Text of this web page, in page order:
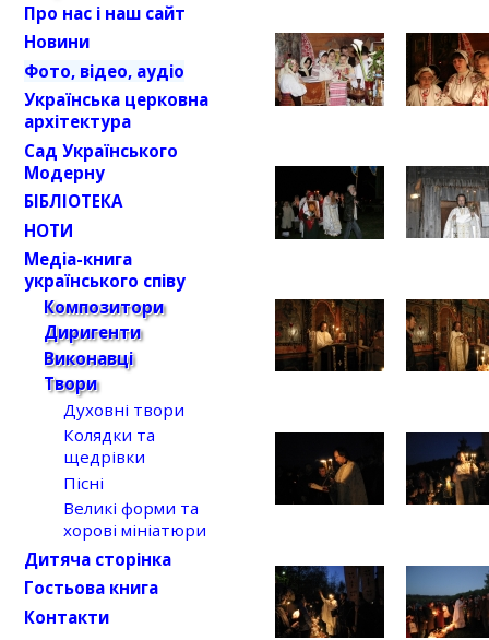
Про нас і наш сайт
Новини
Фото, відео, аудіо
Українська церковна
архітектура
Сад Українського
Модерну
БІБЛІОТЕКА
НОТИ
Медіа-книга
українського співу
Композитори
Диригенти
Виконавці
Твори
Духовні твори
Колядки та
щедрівки
Пісні
Великі форми та
хорові мініатюри
Дитяча сторінка
Гостьова книга
Контакти